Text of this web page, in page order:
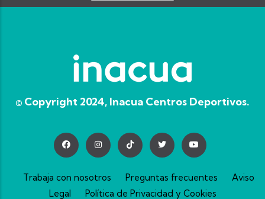
© Copyright 2024, Inacua Centros Deportivos.
Trabaja con nosotros Preguntas frecuentes
Aviso
Legal
Política de Privacidad y Cookies